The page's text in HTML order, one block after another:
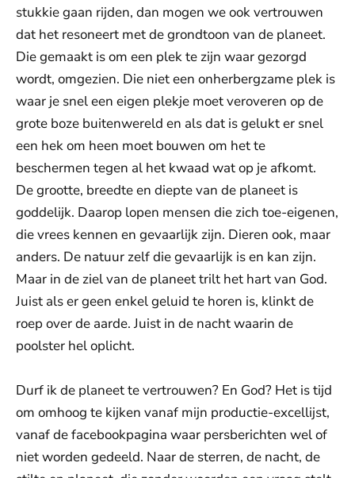
stukkie gaan rijden, dan mogen we ook vertrouwen
dat het resoneert met de grondtoon van de planeet.
Die gemaakt is om een plek te zijn waar gezorgd
wordt, omgezien. Die niet een onherbergzame plek is
waar je snel een eigen plekje moet veroveren op de
grote boze buitenwereld en als dat is gelukt er snel
een hek om heen moet bouwen om het te
beschermen tegen al het kwaad wat op je afkomt.
De grootte, breedte en diepte van de planeet is
goddelijk. Daarop lopen mensen die zich toe-eigenen,
die vrees kennen en gevaarlijk zijn. Dieren ook, maar
anders. De natuur zelf die gevaarlijk is en kan zijn.
Maar in de ziel van de planeet trilt het hart van God.
Juist als er geen enkel geluid te horen is, klinkt de
roep over de aarde. Juist in de nacht waarin de
poolster hel oplicht.
Durf ik de planeet te vertrouwen? En God? Het is tijd
om omhoog te kijken vanaf mijn productie-excellijst,
vanaf de facebookpagina waar persberichten wel of
niet worden gedeeld. Naar de sterren, de nacht, de